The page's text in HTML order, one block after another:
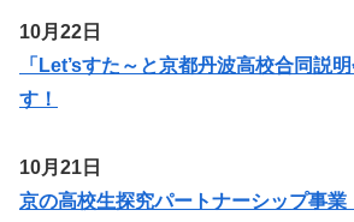
10月22日
「Let’sすた～と京都丹波高校合同説
す！
10月21日
京の高校生探究パートナーシップ事業